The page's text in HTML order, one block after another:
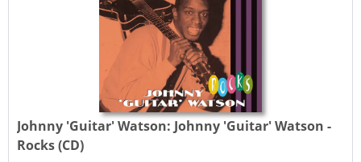
Johnny 'Guitar' Watson: Johnny 'Guitar' Watson -
Rocks (CD)